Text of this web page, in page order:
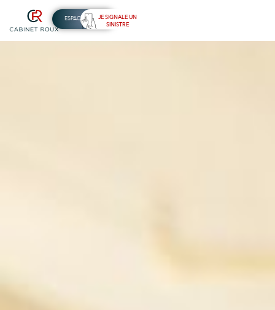
ESPACE CLIENTJE SIGNALE UN
SINISTRE